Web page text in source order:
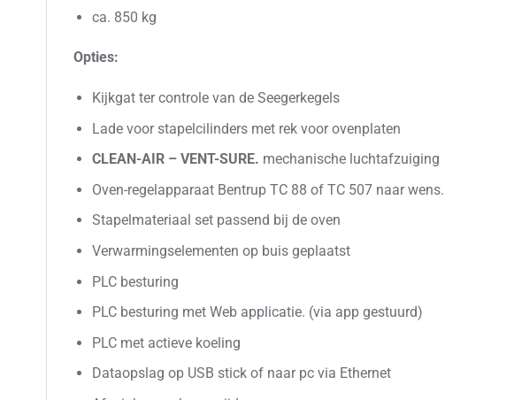
ca. 850 kg
Opties:
Kijkgat ter controle van de Seegerkegels
Lade voor stapelcilinders met rek voor ovenplaten
CLEAN-AIR – VENT-SURE. mechanische luchtafzuiging
Oven-regelapparaat Bentrup TC 88 of TC 507 naar wens.
Stapelmateriaal set passend bij de oven
Verwarmingselementen op buis geplaatst
PLC besturing
PLC besturing met Web applicatie. (via app gestuurd)
PLC met actieve koeling
Dataopslag op USB stick of naar pc via Ethernet